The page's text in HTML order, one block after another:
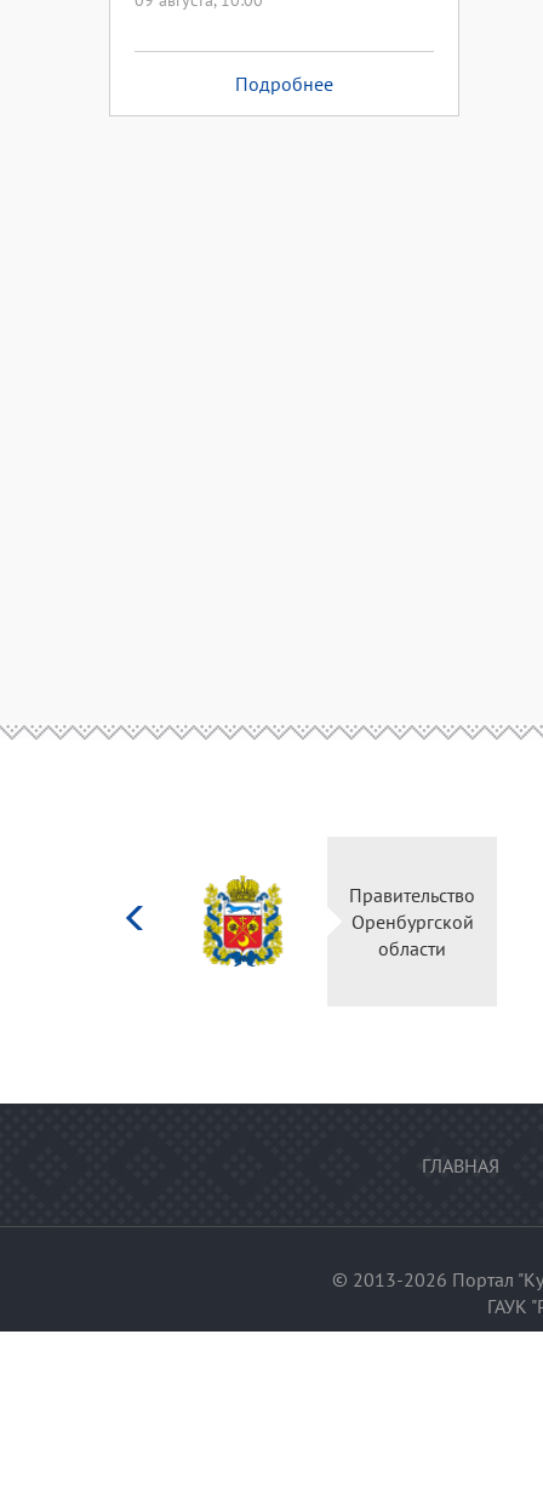
Подробнее
Правительство
Оренбургской
области
ГЛАВНАЯ
© 2013-2026 Портал
ГАУК